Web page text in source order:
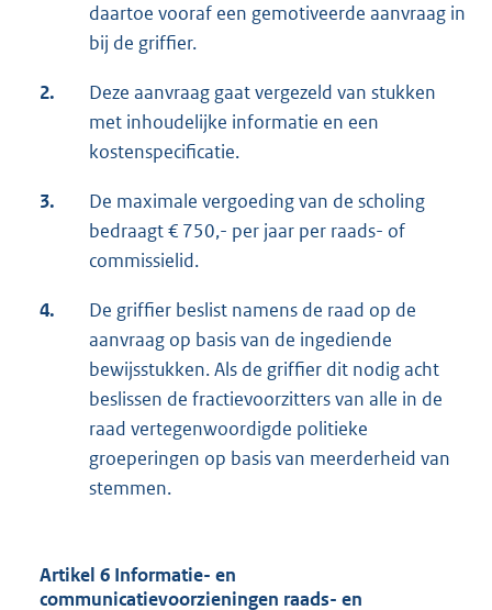
daartoe vooraf een gemotiveerde aanvraag in
bij de griffier.
2.
Deze aanvraag gaat vergezeld van stukken
met inhoudelijke informatie en een
kostenspecificatie.
3.
De maximale vergoeding van de scholing
bedraagt € 750,- per jaar per raads- of
commissielid.
4.
De griffier beslist namens de raad op de
aanvraag op basis van de ingediende
bewijsstukken. Als de griffier dit nodig acht
beslissen de fractievoorzitters van alle in de
raad vertegenwoordigde politieke
groeperingen op basis van meerderheid van
stemmen.
Artikel 6 Informatie- en
communicatievoorzieningen raads- en